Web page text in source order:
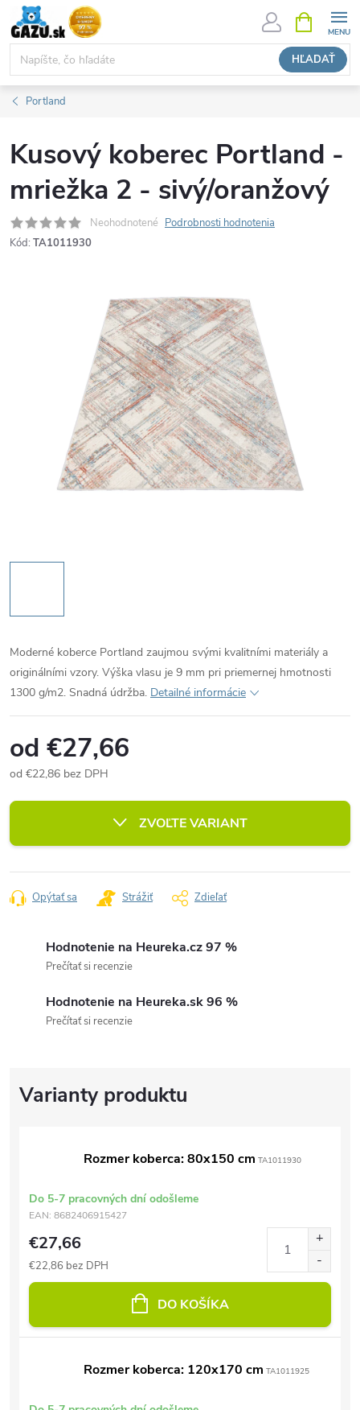
Prejsť
na
obsah
HĽADAŤ
KOŠÍK
Portland
Kusový koberec Portland -
mriežka 2 - sivý/oranžový
Neohodnotené Podrobnosti hodnotenia
Kód: TA1011930
Moderné koberce Portland zaujmou svými kvalitními materiály a
originálními vzory. Výška vlasu je 9 mm pri priemernej hmotnosti
1300 g/m2. Snadná údržba. Detailné informácie
od €27,66
od €22,86 bez DPH
cena:
ZVOĽTE VARIANT
Opýtať sa Strážiť Zdieľať
Hodnotenie na Heureka.cz 97 %
Prečítať si recenzie
Hodnotenie na Heureka.sk 96 %
Prečítať si recenzie
Rozmer koberca: 80x150 cm TA1011930
Do 5-7 pracovných dní odošleme
EAN: 8682406915427
€27,66
€22,86 bez DPH
DO KOŠÍKA
Rozmer koberca: 120x170 cm TA1011925